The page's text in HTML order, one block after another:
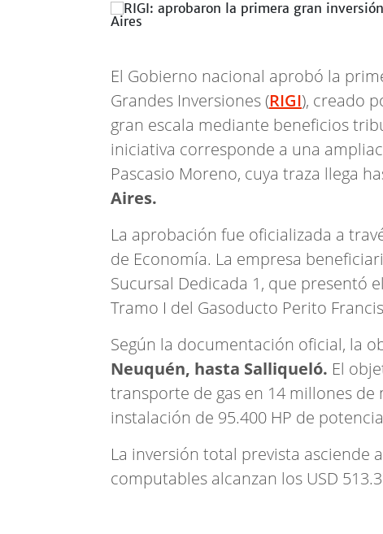
El Gobierno nacional aprobó la
Grandes Inversiones (RIGI), creado
gran escala mediante beneficios
iniciativa corresponde a una
Pascasio Moreno, cuya traza llega
Aires.
La aprobación fue oficializada a
de Economía. La empresa
Sucursal Dedicada 1, que presentó
Tramo I del Gasoducto Perito
Según la documentación oficial, la
Neuquén, hasta Salliqueló. El
transporte de gas en 14 millones
instalación de 95.400 HP de
La inversión total prevista asciende
computables alcanzan los USD